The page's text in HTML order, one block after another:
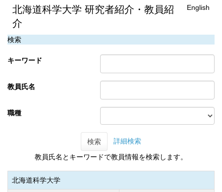
北海道科学大学 研究者紹介・教員紹
介
English
検索
キーワード
教員氏名
職種
検索 詳細検索
教員氏名とキーワードで教員情報を検索します。
北海道科学大学